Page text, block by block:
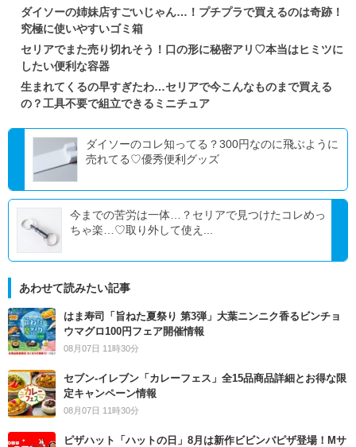
ダイソーの姉妹店すごいじゃん…！プチプラで買えるのは奇跡！
究極に使いやすいゴミ箱
セリアでまた売り切れそう！口の形に秘密アリ♡本当はヒミツに
したい便利な容器
生まれてくるの早すぎたわ…セリアで今こんなものまで買える
の？工具不要で組立できるミニチュア
ダイソーのコレ知ってる？300円なのに飛ぶように
売れてる♡優秀便利グッズ
今までの苦労は一体…？セリアで見つけたコレめっ
ちゃ楽…♡取り外して使え...
あわせて読みたい記事
はま寿司「旨ねた夏祭り 第3弾」大葉ニンニク香るビンチョ
ウマグロ100円フェア開催情報
08月07日 11時30分
セブン‐イレブン「カレーフェス」全15品商品詳細とお得な限
定キャンペーン情報
08月07日 11時30分
ピザハット「ハットの日」8月は新作ビビンバピザ登場！Mサ